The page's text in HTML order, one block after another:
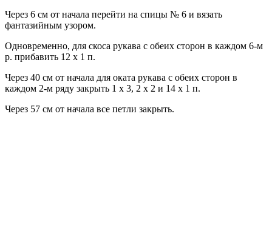
Через 6 см от начала перейти на спицы № 6 и вязать
фантазийным узором.
Одновременно, для скоса рукава с обеих сторон в каждом 6-м
р. прибавить 12 х 1 п.
Через 40 см от начала для оката рукава с обеих сторон в
каждом 2-м ряду закрыть 1 х 3, 2 х 2 и 14 х 1 п.
Через 57 см от начала все петли закрыть.